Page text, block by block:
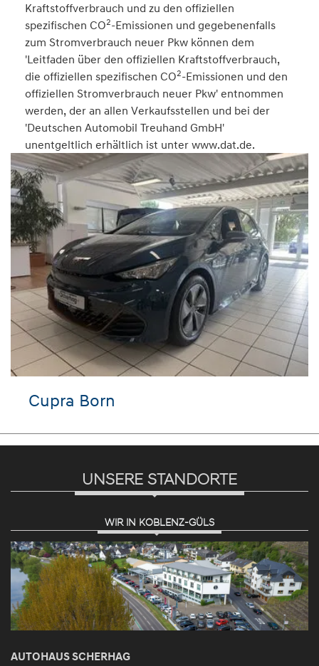
Kraftstoffverbrauch und zu den offiziellen
spezifischen CO2-Emissionen und gegebenenfalls
zum Stromverbrauch neuer Pkw können dem
'Leitfaden über den offiziellen Kraftstoffverbrauch,
die offiziellen spezifischen CO2-Emissionen und den
offiziellen Stromverbrauch neuer Pkw' entnommen
werden, der an allen Verkaufsstellen und bei der
'Deutschen Automobil Treuhand GmbH'
unentgeltlich erhältlich ist unter www.dat.de.
VW Tayron
UNSERE STANDORTE
WIR IN KOBLENZ-GÜLS
AUTOHAUS SCHERHAG